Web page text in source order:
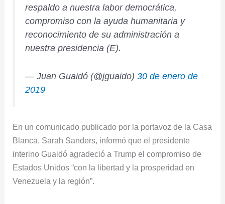
respaldo a nuestra labor democrática,
compromiso con la ayuda humanitaria y
reconocimiento de su administración a
nuestra presidencia (E).
— Juan Guaidó (@jguaido)30 de enero de
2019
En un comunicado publicado por la portavoz de la Casa
Blanca, Sarah Sanders, informó que el presidente
interino Guaidó agradeció a Trump el compromiso de
Estados Unidos “con la libertad y la prosperidad en
Venezuela y la región”.